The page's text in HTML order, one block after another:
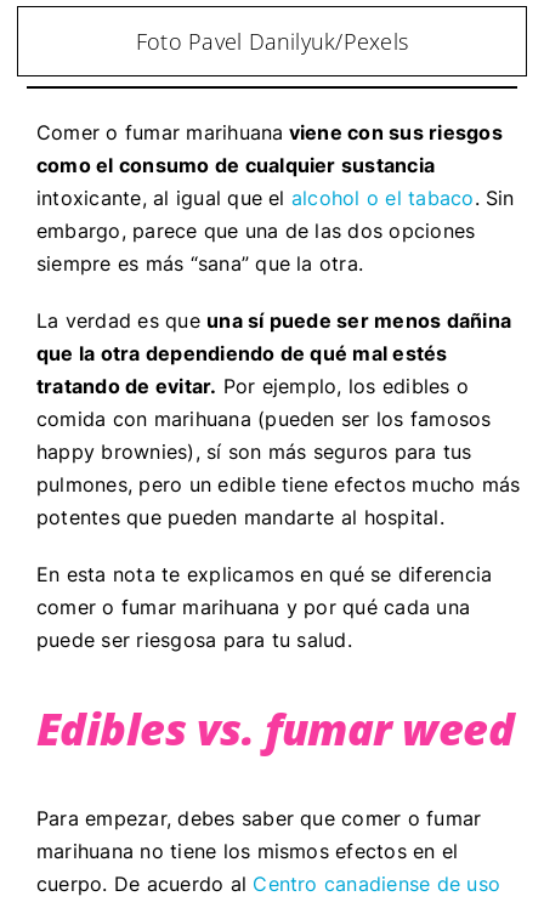
Foto Pavel Danilyuk/Pexels
Comer o fumar marihuana viene con sus riesgos
como el consumo de cualquier sustancia
intoxicante, al igual que el alcohol o el tabaco. Sin
embargo, parece que una de las dos opciones
siempre es más “sana” que la otra.
La verdad es que una sí puede ser menos dañina
que la otra dependiendo de qué mal estés
tratando de evitar. Por ejemplo, los edibles o
comida con marihuana (pueden ser los famosos
happy brownies), sí son más seguros para tus
pulmones, pero un edible tiene efectos mucho más
potentes que pueden mandarte al hospital.
En esta nota te explicamos en qué se diferencia
comer o fumar marihuana y por qué cada una
puede ser riesgosa para tu salud.
Edibles vs. fumar weed
Para empezar, debes saber que comer o fumar
marihuana no tiene los mismos efectos en el
cuerpo. De acuerdo al Centro canadiense de uso